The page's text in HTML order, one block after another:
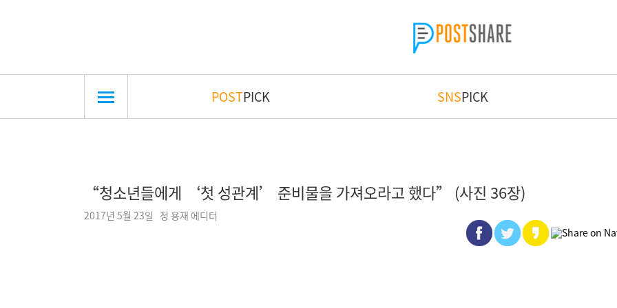
POSTPICK SNSPICK
“청소년들에게 ‘첫 성관계’ 준비물을 가져오라고 했다” (사진 36장)
2017년 5월 23일 정 용재 에디터